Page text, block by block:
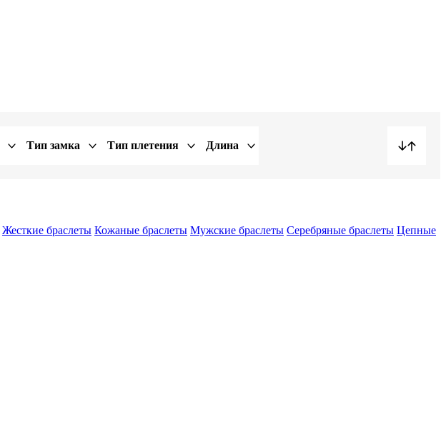
Тип замка Тип плетения Длина
Жесткие браслеты Кожаные браслеты Мужские браслеты Серебряные браслеты Цепные